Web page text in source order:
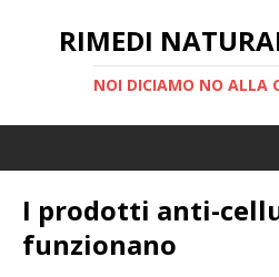
RIMEDI
NOI DICIAMO NO ALLA
I prodotti anti-
funzionano